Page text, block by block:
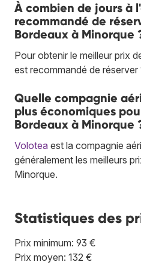
À combien de jours à
recommandé de
Bordeaux à Minorque
Pour obtenir le meilleur prix
est recommandé de
Quelle compagnie
plus économiques
Bordeaux à Minorque
Volotea est la compagnie
généralement les meilleurs
Minorque.
Statistiques des
Prix minimum: 93 €
Prix moyen: 132 €